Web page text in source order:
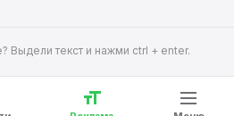
Выдели текст и нажми ctrl + enter.